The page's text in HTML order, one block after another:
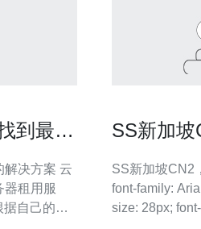
到最适
决方案 云
器租用服
自己的需
SS新加坡
SS新加坡CN2，
font-family: Arial, sans-serif;
size: 28px; font-weight: bold; margin-bottom: 20px; } h2 {